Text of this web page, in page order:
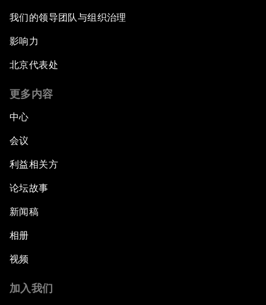
我们的领导团队与组织治理
影响力
北京代表处
更多内容
中心
会议
利益相关方
论坛故事
新闻稿
相册
视频
加入我们